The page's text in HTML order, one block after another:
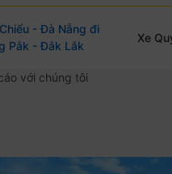
- Đà Nẵng đi
Pắk - Đắk Lắk
Xe
với chúng tôi